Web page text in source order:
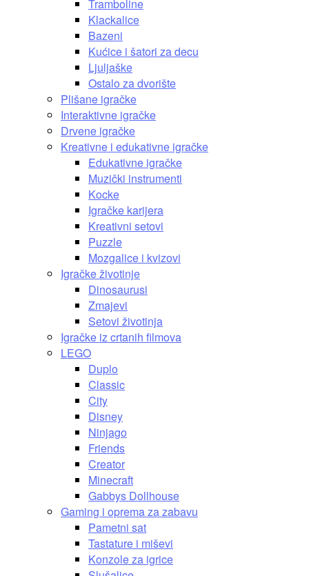
Tramboline
Klackalice
Bazeni
Kućice i šatori za decu
Ljuljaške
Ostalo za dvorište
Plišane igračke
Interaktivne igračke
Drvene igračke
Kreativne i edukativne igračke
Edukativne igračke
Muzički instrumenti
Kocke
Igračke karijera
Kreativni setovi
Puzzle
Mozgalice i kvizovi
Igračke životinje
Dinosaurusi
Zmajevi
Setovi životinja
Igračke iz crtanih filmova
LEGO
Duplo
Classic
City
Disney
Ninjago
Friends
Creator
Minecraft
Gabbys Dollhouse
Gaming i oprema za zabavu
Pametni sat
Tastature i miševi
Konzole za igrice